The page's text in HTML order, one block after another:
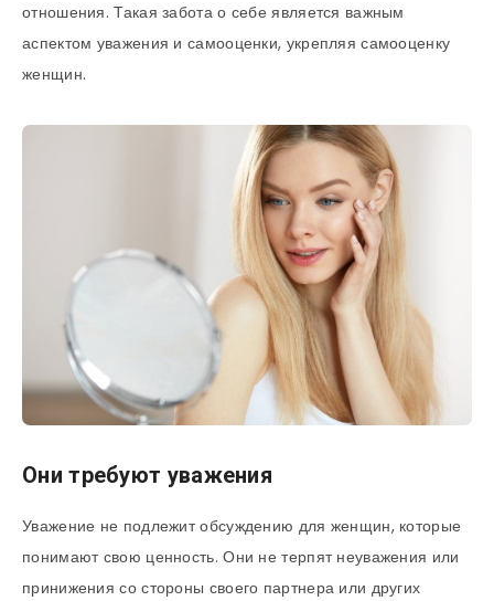
отношения. Такая забота о себе является важным
аспектом уважения и самооценки, укрепляя самооценку
женщин.
Они требуют уважения
Уважение не подлежит обсуждению для женщин, которые
понимают свою ценность. Они не терпят неуважения или
принижения со стороны своего партнера или других